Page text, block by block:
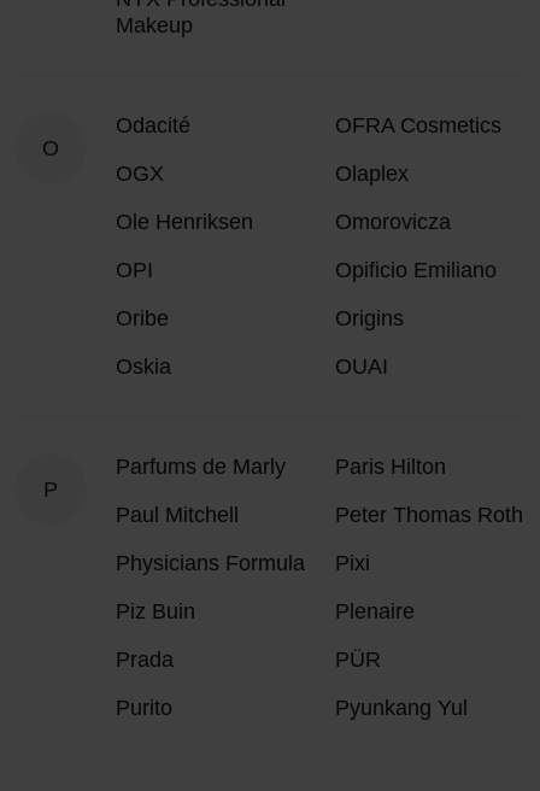
Makeup
O
Odacité
OFRA Cosmetics
OGX
Olaplex
Ole Henriksen
Omorovicza
OPI
Opificio Emiliano
Oribe
Origins
Oskia
OUAI
P
Parfums de Marly
Paris Hilton
Paul Mitchell
Peter Thomas Roth
Physicians Formula
Pixi
Piz Buin
Plenaire
Prada
PÜR
Purito
Pyunkang Yul